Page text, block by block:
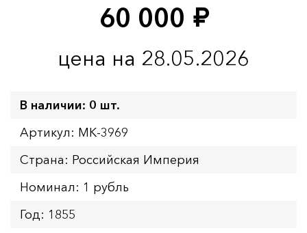
60 000 руб.
цена на 28.05.2026
В наличии: 0 шт.
Артикул: MK-3969
Страна: Российская Империя
Номинал: 1 рубль
Год: 1855